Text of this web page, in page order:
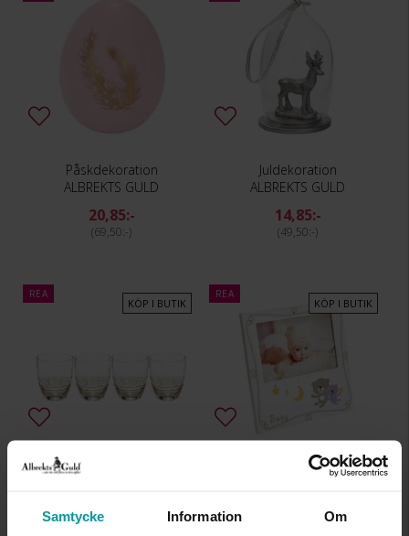
Samtycke Information Om
Påskdekoration
ALBREKTS GULD
20,85:-
69,50:-
Juldekoration
ALBREKTS GULD
14,85:-
49,50:-
REA
KÖP I BUTIK
104,70:-
REA
KÖP I BUTIK
Fotoram